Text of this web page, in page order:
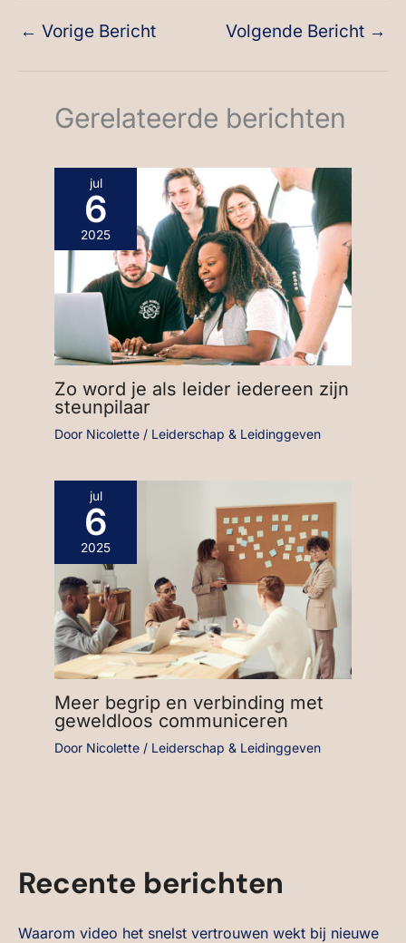
← Vorige Bericht Volgende Bericht →
Gerelateerde berichten
jul
6
2025
Zo word je als leider iedereen zijn
steunpilaar
Door Nicolette / Leiderschap & Leidinggeven
jul
6
2025
Meer begrip en verbinding met
geweldloos communiceren
Door Nicolette / Leiderschap & Leidinggeven
Recente berichten
Waarom video het snelst vertrouwen wekt bij nieuwe